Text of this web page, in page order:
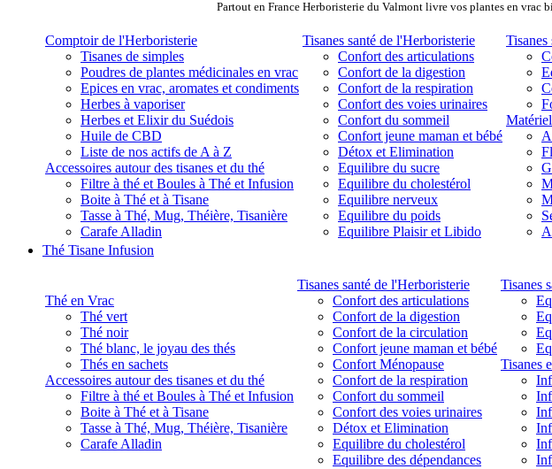
Partout en France Herboristerie du Valmont livre vos plantes en
Comptoir de l'Herboristerie
Tisanes de simples
Poudres de plantes médicinales en vrac
Epices en vrac, aromates et condiments
Herbes à vaporiser
Herbes et Elixir du Suédois
Huile de CBD
Liste de nos actifs de A à Z
Accessoires autour des tisanes et du thé
Filtre à thé et Boules à Thé et Infusion
Boite à Thé et à Tisane
Tasse à Thé, Mug, Théière, Tisanière
Carafe Alladin
Tisanes santé de l'Herboristerie
Confort des articulations
Confort de la digestion
Confort de la respiration
Confort des voies urinaires
Confort du sommeil
Confort jeune maman et bébé
Détox et Elimination
Equilibre du sucre
Equilibre du cholestérol
Equilibre nerveux
Equilibre du poids
Equilibre Plaisir et Libido
Thé Tisane Infusion
Thé en Vrac
Thé vert
Thé noir
Thé blanc, le joyau des thés
Thés en sachets
Accessoires autour des tisanes et du thé
Filtre à thé et Boules à Thé et Infusion
Boite à Thé et à Tisane
Tasse à Thé, Mug, Théière, Tisanière
Carafe Alladin
Tisanes santé de l'Herboristerie
Confort des articulations
Confort de la digestion
Confort de la circulation
Confort jeune maman et bébé
Confort Ménopause
Confort de la respiration
Confort du sommeil
Confort des voies urinaires
Détox et Elimination
Equilibre du cholestérol
Equilibre des dépendances
Tisanes
Tisanes